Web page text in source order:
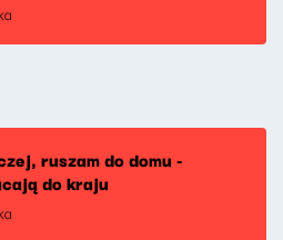
ruszam do domu -
do kraju